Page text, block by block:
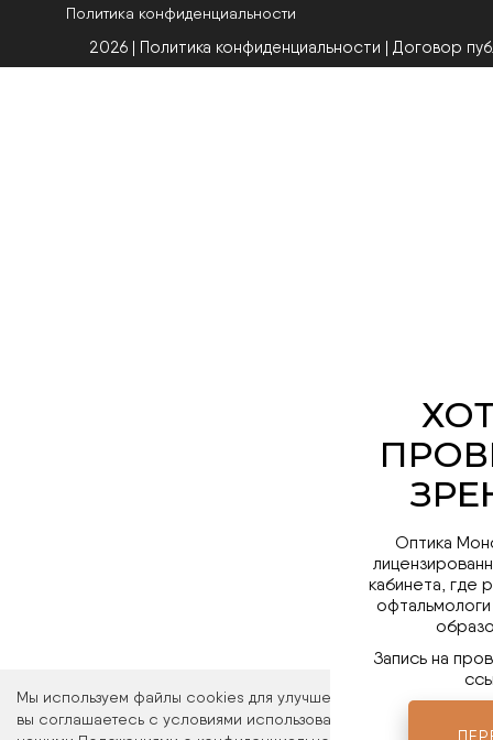
Мы используем файлы cookies для улучшения работы сайта.
вы соглашаетесь с условиями использования файлов cookies.
Политика конфиденциальности
2026 | Политика конфиденциальности | Договор
Оптика
кабинета, где
Запись на